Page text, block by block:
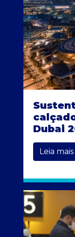
Dubai
Leia mais